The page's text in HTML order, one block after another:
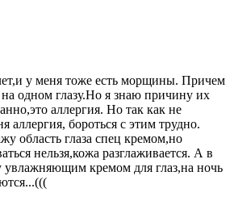
у меня тоже есть морщины. Причем
одном глазу.Но я знаю причину их
аллергия. Но так как не
аллергия, бороться с этим трудно.
область глаза спец кремом,но
нельзя,кожа разглаживается. А в
увлажняющим кремом для глаз,на ночь